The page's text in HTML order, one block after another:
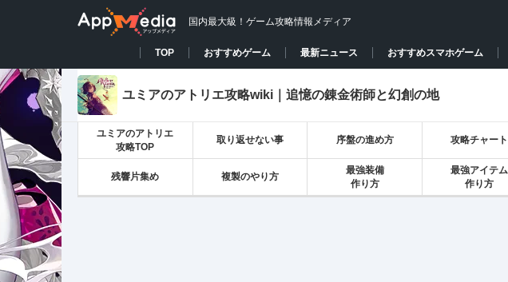
国内最大級！ゲーム攻略情報メディア
TOP おすすめゲーム 最新ニュース おすすめスマホゲーム
ユミアのアトリエ攻略wiki｜追憶の錬金術師と幻創の地
ユミアのアトリエ
攻略TOP
取り返せない事 序盤の進め方 攻略チャート
残響片集め 複製のやり方
最強装備
作り方
最強アイテム
作り方